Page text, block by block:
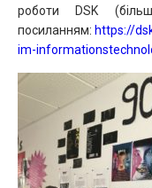
роботи DSK
посиланням: https://
im-